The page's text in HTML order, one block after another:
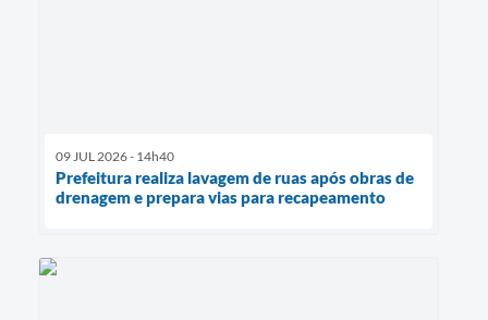
09 JUL 2026 - 14h40
Prefeitura realiza lavagem de ruas após obras de
drenagem e prepara vias para recapeamento